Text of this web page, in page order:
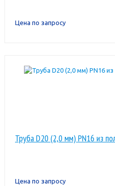
Цена по запросу
Труба D20 (2,0 мм) PN16 из
Цена по запросу